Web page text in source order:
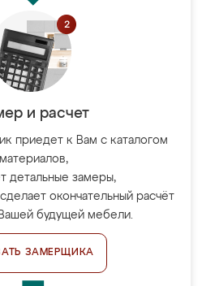
и расчет
приедет к Вам с каталогом
материалов,
детальные замеры,
окончательный расчёт
будущей мебели.
ЗАМЕРЩИКА